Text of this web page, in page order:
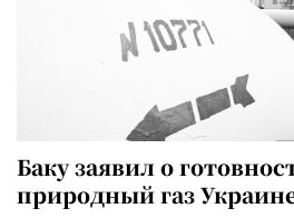
Баку заявил о
природный газ